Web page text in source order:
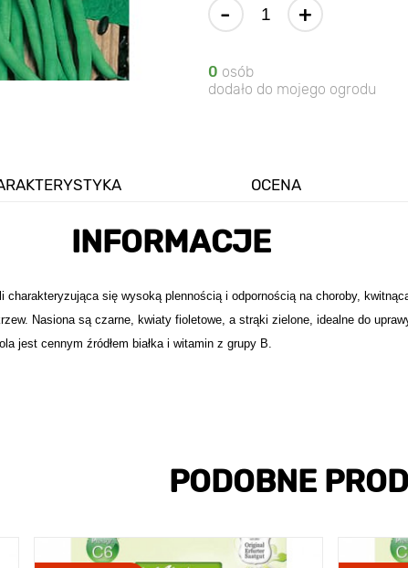
- +
0 osób
dodało do mojego ogrodu
OCENA
INFORMACJE
charakteryzująca się wysoką plennością i odpornością na choroby,
Nasiona są czarne, kwiaty fioletowe, a strąki zielone, idealne do
jest cennym źródłem białka i witamin z grupy B.
PODOBNE